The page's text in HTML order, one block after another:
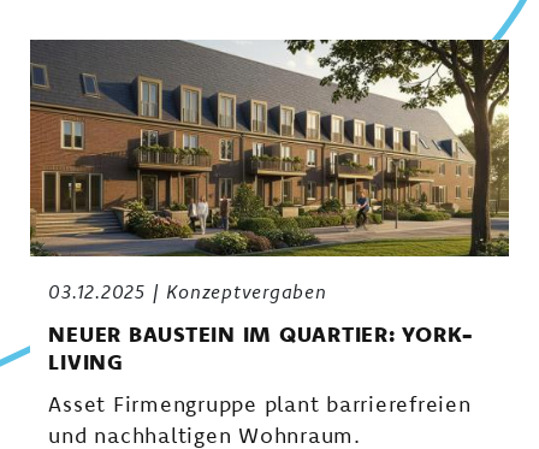
03.12.2025 Konzeptvergaben
NEUER BAUSTEIN IM QUARTIER: YORK-
LIVING
Asset Firmengruppe plant barrierefreien
und nachhaltigen Wohnraum.